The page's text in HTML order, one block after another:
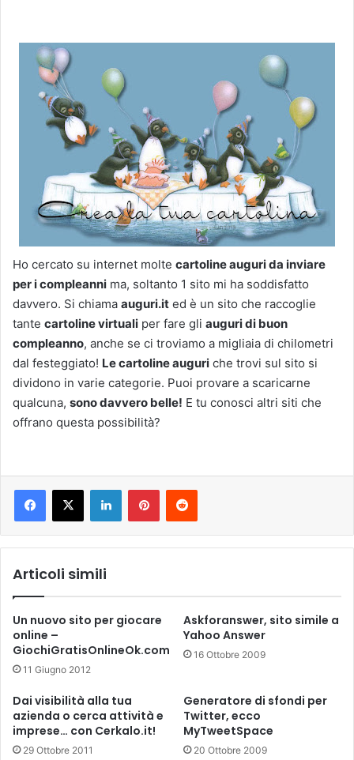
Ho cercato su internet molte cartoline auguri da inviare
per i compleanni ma, soltanto 1 sito mi ha soddisfatto
davvero. Si chiama auguri.it ed è un sito che raccoglie
tante cartoline virtuali per fare gli auguri di buon
compleanno, anche se ci troviamo a migliaia di chilometri
dal festeggiato! Le cartoline auguri che trovi sul sito si
dividono in varie categorie. Puoi provare a scaricarne
qualcuna, sono davvero belle! E tu conosci altri siti che
offrano questa possibilità?
LinkedInPinterestReddit
Articoli simili
Un nuovo sito per giocare
online –
GiochiGratisOnlineOk.com
11 Giugno 2012
Askforanswer, sito simile a
Yahoo Answer
16 Ottobre 2009
Dai visibilità alla tua
azienda o cerca attività e
imprese… con Cerkalo.it!
29 Ottobre 2011
Generatore di sfondi per
Twitter, ecco
MyTweetSpace
20 Ottobre 2009